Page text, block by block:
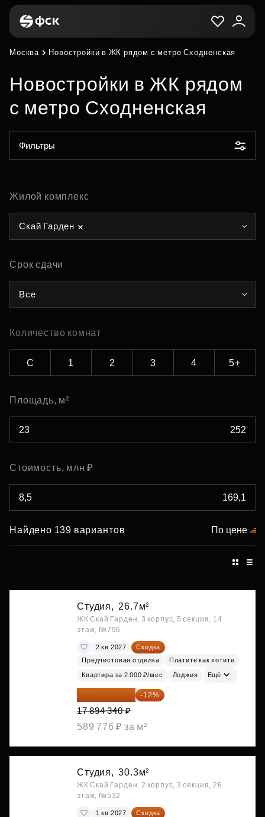
Москва Новостройки в ЖК рядом с метро Сходненская
Новостройки в ЖК рядом
с метро Сходненская
Фильтры
Жилой комплекс
Скай Гарден
Срок сдачи
Все
Количество комнат
С 1 2 3 4 5+
Площадь, м²
Стоимость, млн ₽
Найдено 139 вариантов По цене
Студия, 26.7м²
ЖК Скай Гарден, 3 корпус, 5 секция, 14
этаж, №796
2 кв 2027
Скидка
Предчистовая отделка
Платите как хотите
Квартира за 2 000 ₽/мес Лоджия Ещё
15 747 019 ₽ -12%
17 894 340 ₽
589 776 ₽ за м²
Студия, 30.3м²
ЖК Скай Гарден, 2 корпус, 3 секция, 26
этаж, №532
1 кв 2027
Скидка